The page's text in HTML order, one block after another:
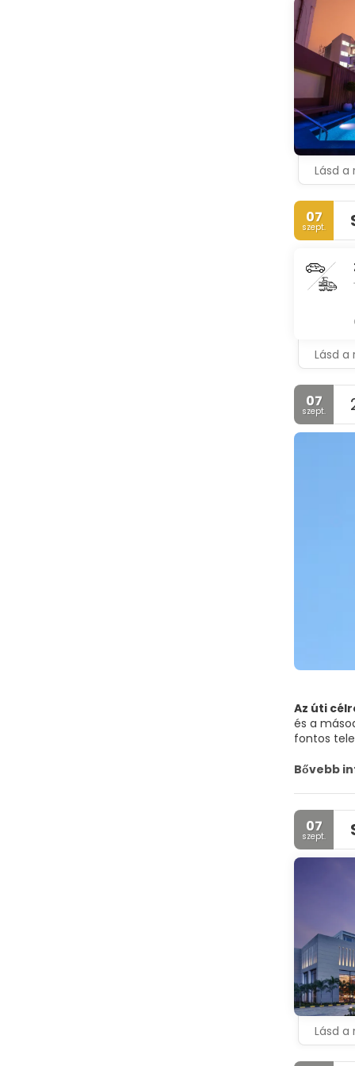
Lásd a
07
szept.
Lásd a
07
szept.
Az úti
és a
fontos
A város
májusban
Bővebb
07
szept.
Lásd a